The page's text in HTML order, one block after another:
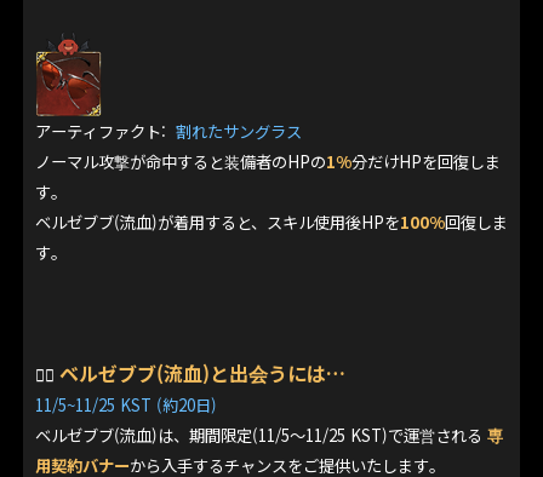
アーティファクト: 割れたサングラス
ノーマル攻撃が命中すると装備者のHPの1%分だけHPを回復しま
す。
ベルゼブブ(流血)が着用すると、スキル使用後HPを100%回復しま
す。
👉🏻 ベルゼブブ(流血)と出会うには…
11/5~11/25 KST (約20日)
ベルゼブブ(流血)は、期間限定(11/5〜11/25 KST)で運営される 専
用契約バナーから入手するチャンスをご提供いたします。